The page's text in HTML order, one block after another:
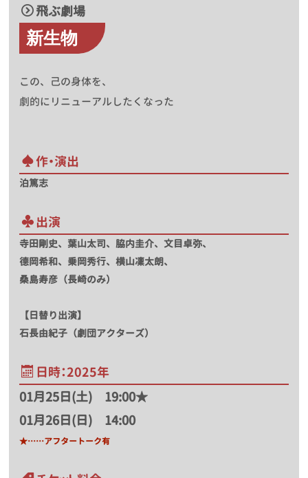
飛ぶ劇場
新生物
この、己の身体を、
劇的にリニューアルしたくなった
作・演出
泊篤志
出演
寺田剛史、葉山太司、脇内圭介、文目卓弥、
德岡希和、乗岡秀行、横山凜太朗、
桑島寿彦（長崎のみ）
【日替り出演】
石長由紀子（劇団アクターズ）
日時：2025年
01月25日(土) 19:00★
01月26日(日) 14:00
★……アフタートーク有